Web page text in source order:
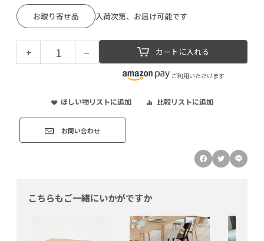
お取り寄せ品 入荷次第、お届け可能です
+ − カートに入れる
ご利用いただけます
ほしい物リストに追加 比較リストに追加
お問い合わせ
こちらもご一緒にいかがですか